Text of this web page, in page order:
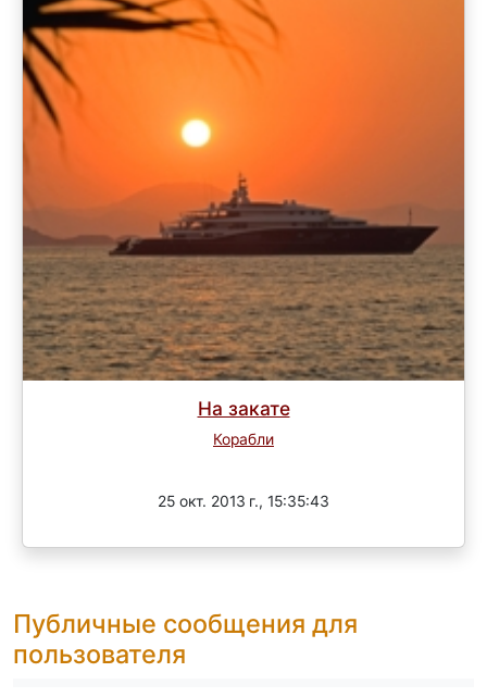
На закате
Корабли
25 окт. 2013 г., 15:35:43
Публичные сообщения для
пользователя